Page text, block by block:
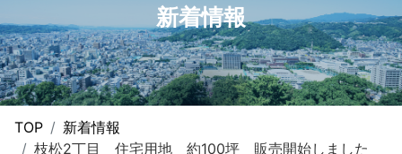
新着情報
TOP
新着情報
枝松2丁目 住宅用地 約100坪 販売開始しました